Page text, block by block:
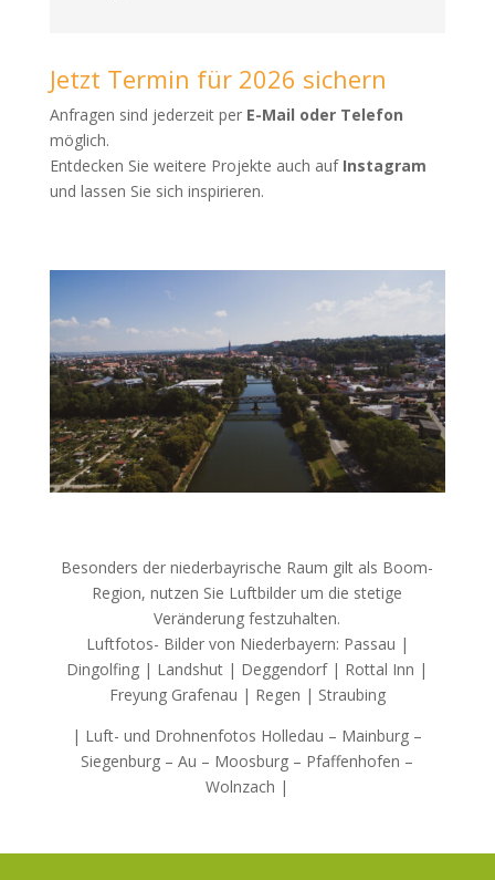
Jetzt Termin für 2026 sichern
Anfragen sind jederzeit per E-Mail oder Telefon
möglich.
Entdecken Sie weitere Projekte auch auf Instagram
und lassen Sie sich inspirieren.
Besonders der niederbayrische Raum gilt als Boom-
Region, nutzen Sie Luftbilder um die stetige
Veränderung festzuhalten.
Luftfotos- Bilder von Niederbayern: Passau |
Dingolfing | Landshut | Deggendorf | Rottal Inn |
Freyung Grafenau | Regen | Straubing
| Luft- und Drohnenfotos Holledau – Mainburg –
Siegenburg – Au – Moosburg – Pfaffenhofen –
Wolnzach |